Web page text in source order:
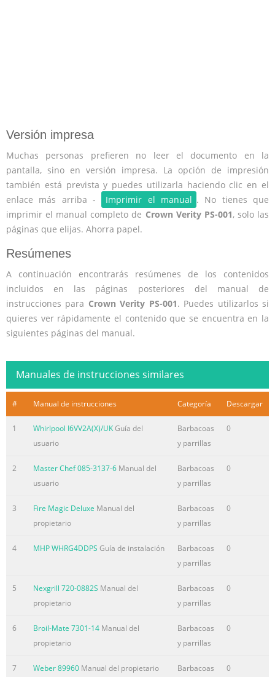
Versión impresa
Muchas personas prefieren no leer el documento en la
pantalla, sino en versión impresa. La opción de impresión
también está prevista y puedes utilizarla haciendo clic en el
enlace más arriba -
Imprimir el manual . No tienes que
imprimir el manual completo de Crown Verity PS-001, solo las
páginas que elijas. Ahorra papel.
Resúmenes
A continuación encontrarás resúmenes de los contenidos
incluidos en las páginas posteriores del manual de
instrucciones para Crown Verity PS-001. Puedes utilizarlos si
quieres ver rápidamente el contenido que se encuentra en la
siguientes páginas del manual.
Manuales de instrucciones similares
# Manual de instrucciones Categoría Descargar
1 Whirlpool I6VV2A(X)/UKGuía del
usuario
Barbacoas
y parrillas
0
2 Master Chef 085-3137-6 Manual del
usuario
Barbacoas
y parrillas
0
3 Fire Magic Deluxe Manual del
propietario
Barbacoas
y parrillas
0
4 MHP WHRG4DDPS Guía de instalación
Barbacoas
y parrillas
0
5 Nexgrill 720-0882S Manual del
propietario
Barbacoas
y parrillas
0
6 Broil-Mate 7301-14 Manual del
propietario
Barbacoas
y parrillas
0
7 Weber 89960 Manual del propietario
Barbacoas
0